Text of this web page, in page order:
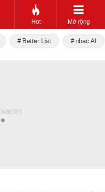
Hot Mở rộng
Better List nhạc AI